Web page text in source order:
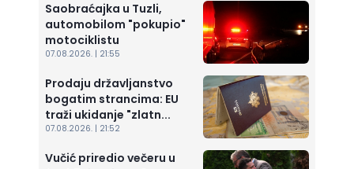
Saobraćajka u Tuzli,
automobilom "pokupio"
motociklistu
07.08.2026. | 21:55
Prodaju državljanstvo
bogatim strancima: EU
traži ukidanje "zlatn...
07.08.2026. | 21:52
Vučić priredio večeru u